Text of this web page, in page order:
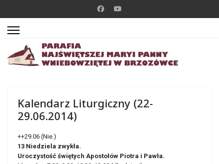
Kalendarz Liturgiczny (22-
29.06.2014)
++29.06 (Nie.)
13 Niedziela zwykła.
Uroczystość świętych Apostołów Piotra i Pawła.